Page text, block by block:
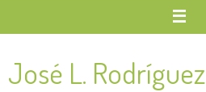
José L. Rodríguez